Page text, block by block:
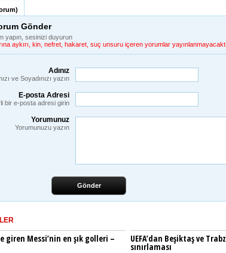
)
Gönder
yapın, sesinizi duyurun
aykırı, kin, nefret, hakaret, suç unsuru içeren yorumlar
Adınız
ve Soyadınızı yazın
E-posta Adresi
bir e-posta adresi girin
Yorumunuz
Yorumunuzu yazın
Gönder
giren Messi’nin en şık golleri – UEFA’dan Beşiktaş ve
sınırlaması